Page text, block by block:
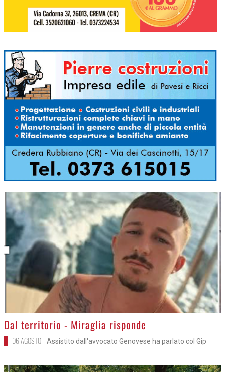
>
Dal territorio - Miraglia risponde
06 AGOSTO Assistito dall'avvocato Genovese ha parlato col Gip